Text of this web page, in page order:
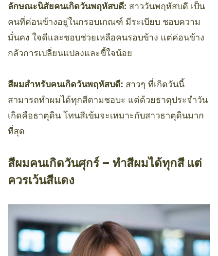
ลักษณะนิสัยคนเกิดวันพฤหัสบดี: สาววันพฤหัสบดี เป็น
คนที่ค่อนข้างอยู่ในกรอบเกณฑ์ มีระเบียบ ชอบความ
มั่นคง ใจดีและชอบช่วยเหลือคนรอบข้าง แต่ค่อนข้าง
กลัวการเปลี่ยนแปลงและขี้ใจน้อย
สีผมสำหรับคนเกิดวันพฤหัสบดี: สาวๆ ที่เกิดวันนี้
สามารถทำผมได้ทุกสีตามชอบะ แต่ด้วยธาตุประจำวัน
เกิดคือธาตุดิน โทนสีเข้มจะเหมาะกับสาวธาตุดินมาก
ที่สุด
สีผมคนเกิดวันศุกร์ – ทำสีผมได้ทุกสี แต่
ควรเว้นสีแดง